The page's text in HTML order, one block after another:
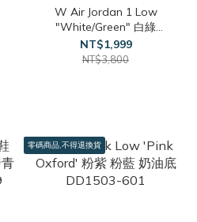
W Air Jordan 1 Low
"White/Green" 白綠
DC0774-113
NT$1,999
NT$3,800
零碼商品,不得退換貨